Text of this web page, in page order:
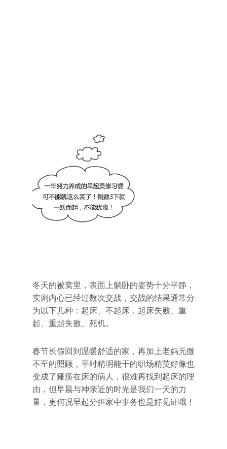
冬天的被窝里，表面上躺卧的姿势十分平静，
实则内心已经过数次交战，交战的结果通常分
为以下几种：起床、不起床，起床失败、重
起、重起失败、死机。
春节长假回到温暖舒适的家，再加上老妈无微
不至的照顾，平时精明能干的职场精英好像也
变成了瘫痪在床的病人，很难再找到起床的理
由，但早晨与神亲近的时光是我们一天的力
量，更何况早起分担家中事务也是好见证哦！